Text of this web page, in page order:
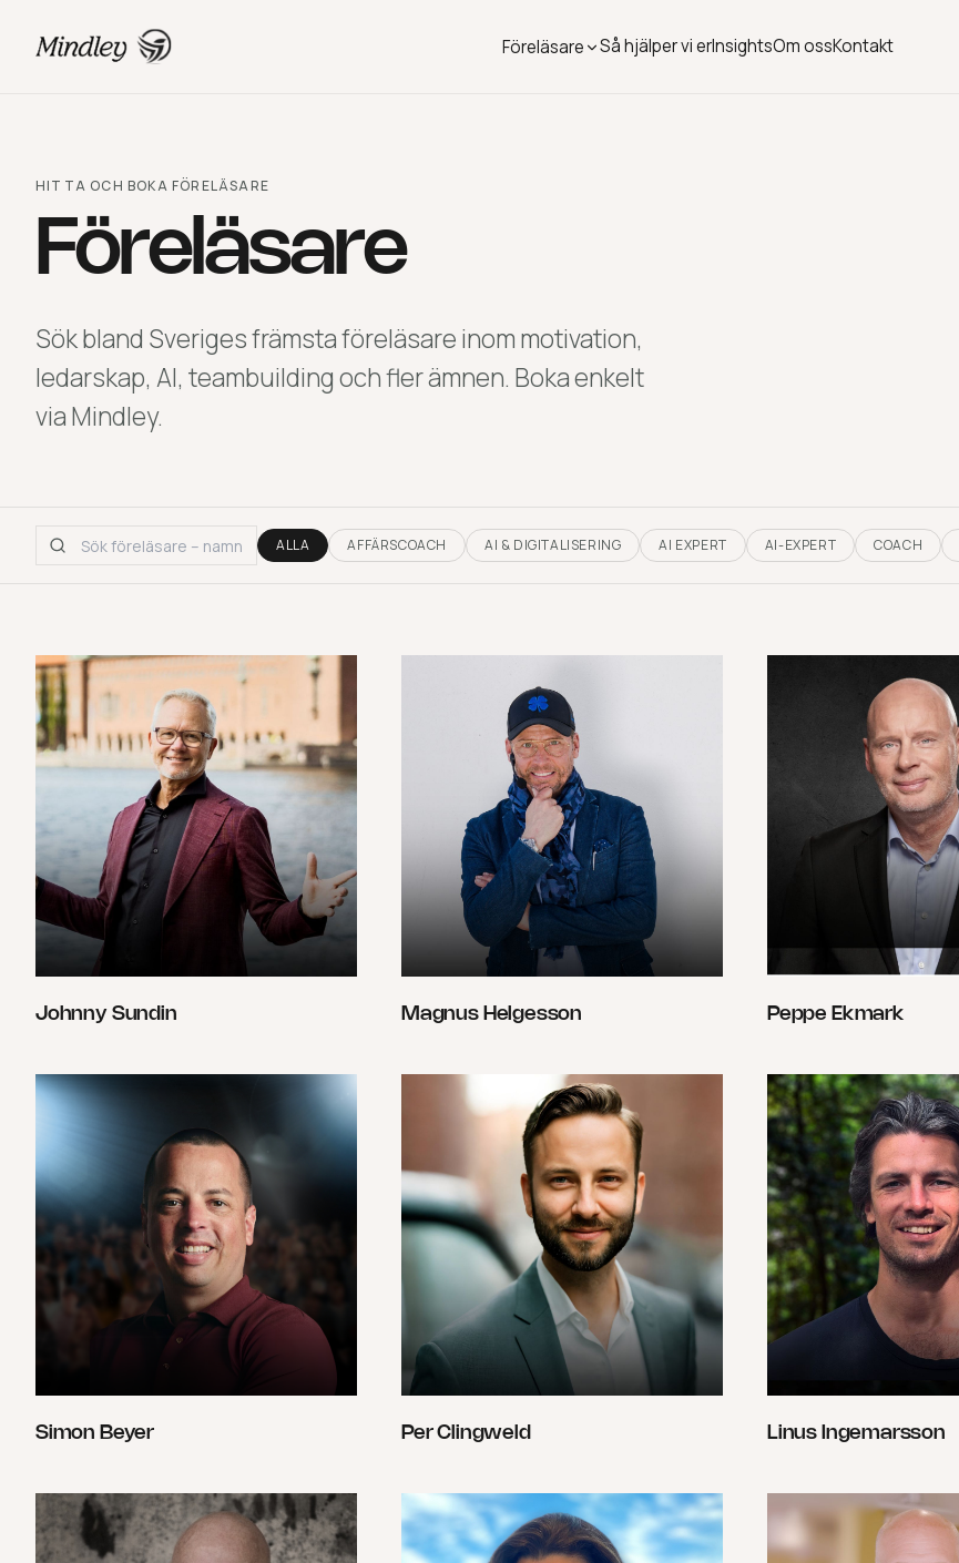
Föreläsare Så hjälper vi erInsightsOm ossKontakt
HITTA OCH BOKA FÖRELÄSARE
Föreläsare
Sök bland Sveriges främsta föreläsare inom motivation,
ledarskap, AI, teambuilding och fler ämnen. Boka enkelt
via Mindley.
ALLA AFFÄRSCOACH AI & DIGITALISERING AI EXPERT AI-EXPERT COACH
Johnny Sundin Magnus Helgesson Peppe Ekmark
Simon Beyer Per Clingweld Linus Ingemarsson